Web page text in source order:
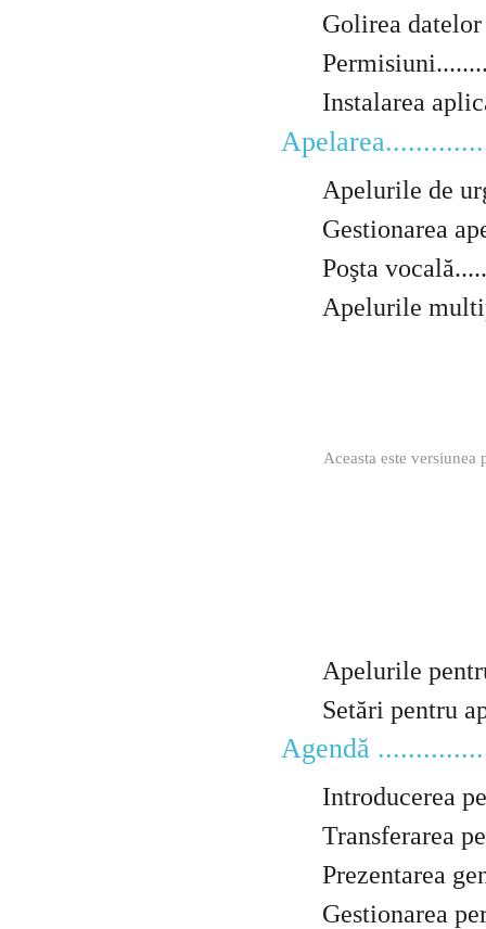
Golirea
Instalarea
Apelurile de
Gestionarea
Poşta
Apelurile
Aceasta este
Apelurile
Setări pentru
Agendă
Introducerea
Transferarea
Prezentarea
Gestionarea